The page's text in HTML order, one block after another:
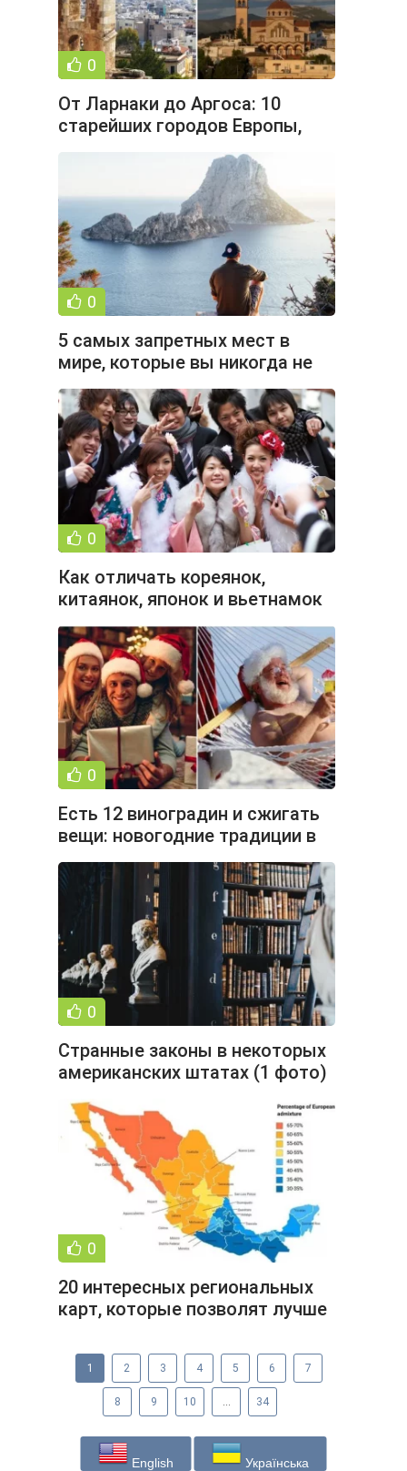
0
От Ларнаки до Аргоса: 10
старейших городов Европы,
0
5 самых запретных мест в
мире, которые вы никогда не
сможете посетить (6 фото)
0
Как отличать кореянок,
китаянок, японок и вьетнамок
друг от друга (25 фото)
0
Есть 12 виноградин и сжигать
вещи: новогодние традиции в
разных странах (4 фото)
0
Странные законы в некоторых
американских штатах (1 фото)
0
20 интересных региональных
карт, которые позволят лучше
1 2 3 4 5 6 7
8 9 10 ... 34
English Українська